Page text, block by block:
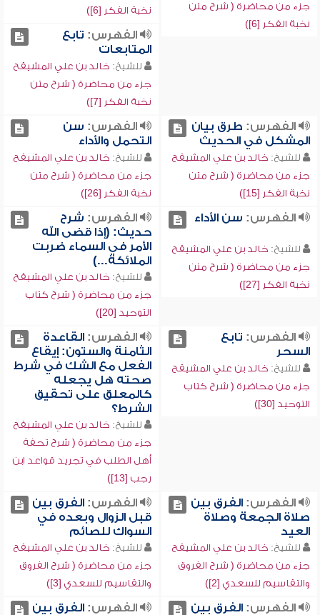
جزء من محاضرة ( شرح متن
نخبة الفكر [6])
نخبة الفكر [6])
الفهرس: تابع
المتابعات
للشيخ: خالد بن علي المشيقح
جزء من محاضرة ( شرح متن
نخبة الفكر [7])
الفهرس: طرق بيان
المشكل في الحديث
للشيخ: خالد بن علي المشيقح
جزء من محاضرة ( شرح متن
نخبة الفكر [15])
الفهرس: سن
التحمل والأداء
للشيخ: خالد بن علي المشيقح
جزء من محاضرة ( شرح متن
نخبة الفكر [26])
الفهرس: سن الأداء
للشيخ: خالد بن علي المشيقح
جزء من محاضرة ( شرح متن
نخبة الفكر [27])
الفهرس: شرح
حديث: (إذا قضى الله
الأمر في السماء ضربت
الملائكة...)
للشيخ: خالد بن علي المشيقح
جزء من محاضرة ( شرح كتاب
التوحيد [20])
الفهرس: تابع
السحر
للشيخ: خالد بن علي المشيقح
جزء من محاضرة ( شرح كتاب
التوحيد [30])
الفهرس:القاعدة
الثامنة والستون: إيقاع
الفعل مع الشك في شرط
صحته هل يجعله
كالمعلق على تحقيق
الشرط؟
للشيخ: خالد بن علي المشيقح
جزء من محاضرة ( شرح تحفة
أهل الطلب في تجريد قواعد ابن
رجب [13])
الفهرس:الفرق بين
صلاة الجمعة وصلاة
العيد
للشيخ: خالد بن علي المشيقح
جزء من محاضرة ( شرح الفروق
والتقاسيم للسعدي [2])
الفهرس:الفرق بين
قبل الزوال وبعده في
السواك للصائم
للشيخ: خالد بن علي المشيقح
جزء من محاضرة ( شرح الفروق
والتقاسيم للسعدي [3])
الفهرس:الفرق بين
الفهرس:الفرق بين